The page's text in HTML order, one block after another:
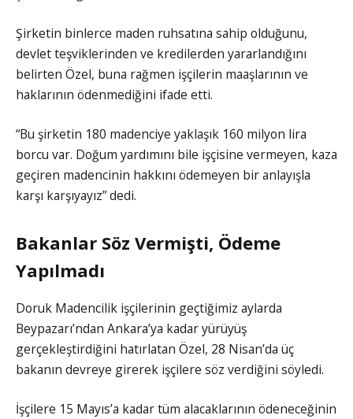
Şirketin binlerce maden ruhsatına sahip olduğunu,
devlet teşviklerinden ve kredilerden yararlandığını
belirten Özel, buna rağmen işçilerin maaşlarının ve
haklarının ödenmediğini ifade etti.
“Bu şirketin 180 madenciye yaklaşık 160 milyon lira
borcu var. Doğum yardımını bile işçisine vermeyen, kaza
geçiren madencinin hakkını ödemeyen bir anlayışla
karşı karşıyayız” dedi.
Bakanlar Söz Vermişti, Ödeme
Yapılmadı
Doruk Madencilik işçilerinin geçtiğimiz aylarda
Beypazarı’ndan Ankara’ya kadar yürüyüş
gerçekleştirdiğini hatırlatan Özel, 28 Nisan’da üç
bakanın devreye girerek işçilere söz verdiğini söyledi.
İşçilere 15 Mayıs’a kadar tüm alacaklarının ödeneceğinin